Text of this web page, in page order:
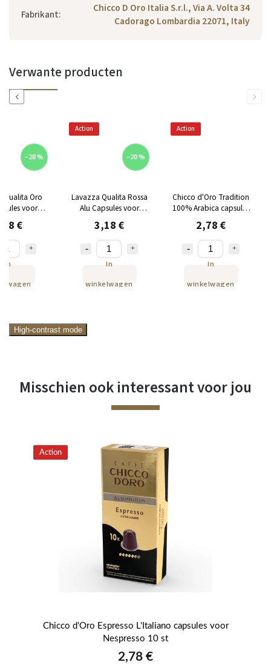
Fabrikant:
Chicco D Oro Italia S.r.l., Via A. Volta 34
Cadorago Lombardia 22071, Italy
Verwante producten
Previous
–28 %
Qualita Oro
voor
10 st
€
In
Action
–20 %
Lavazza Qualita Rossa
Alu Capsules voor
Nespresso 10 st
3,18 €
In
winkelwagen
Action
Chicco d'Oro Tradition
100% Arabica capsules
voor Nespresso, 10
stuks
2,78 €
In
winkelwagen
Next
High-contrast mode
Misschien ook interessant voor jou
Action
Chicco d'Oro Espresso L'Italiano capsules voor
Nespresso 10 st
2,78 €